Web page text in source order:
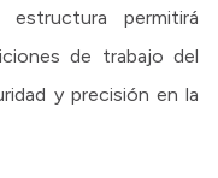
permitirá
de trabajo del
y precisión en la